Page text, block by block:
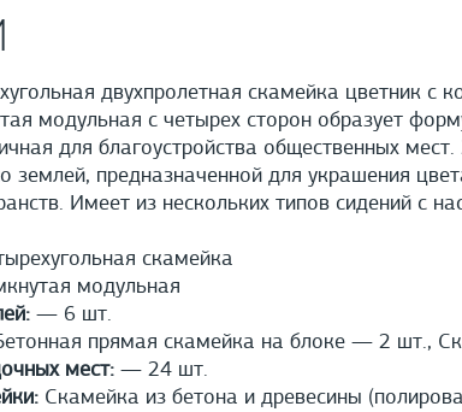
двухпролетная скамейка цветник с
модульная с четырех сторон образует
для благоустройства общественных
землей, предназначенной для украшения
Имеет из нескольких типов сидений с
скамейка
модульная
— 6 шт.
прямая скамейка на блоке — 2 шт.,
мест: — 24 шт.
Скамейка из бетона и древесины